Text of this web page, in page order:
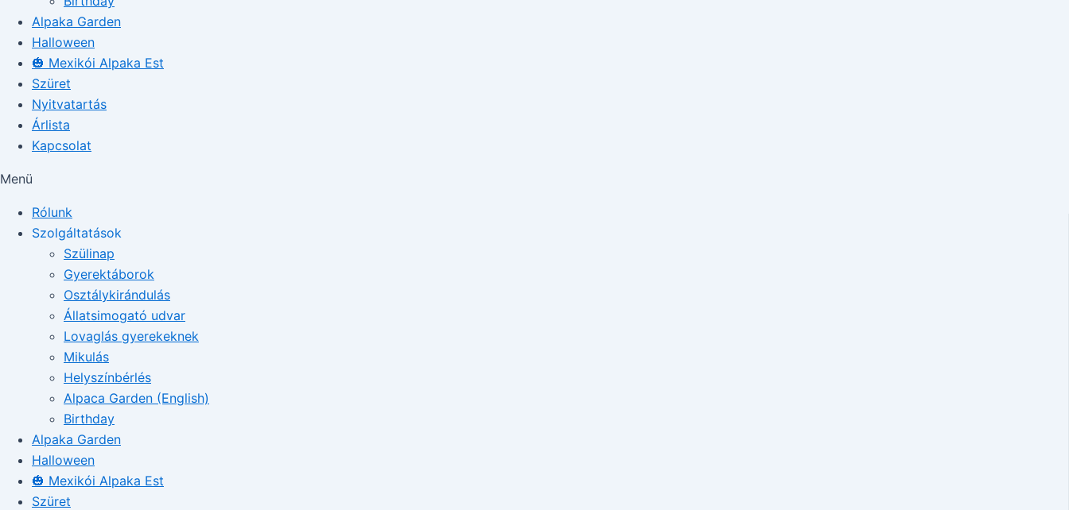
Alpaka Garden
Halloween
🎃 Mexikói Alpaka Est
Szüret
Nyitvatartás
Árlista
Kapcsolat
Menü
Rólunk
Szolgáltatások
Szülinap
Gyerektáborok
Osztálykirándulás
Állatsimogató udvar
Lovaglás gyerekeknek
Mikulás
Helyszínbérlés
Alpaca Garden (English)
Birthday
Alpaka Garden
Halloween
🎃 Mexikói Alpaka Est
Szüret